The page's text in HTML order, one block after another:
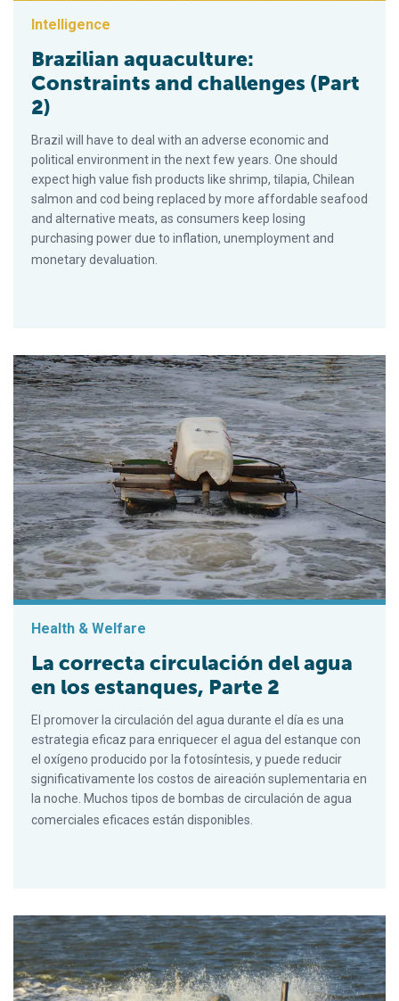
Intelligence
Brazilian aquaculture:
Constraints and challenges (Part
2)
Brazil will have to deal with an adverse economic and
political environment in the next few years. One should
expect high value fish products like shrimp, tilapia, Chilean
salmon and cod being replaced by more affordable seafood
and alternative meats, as consumers keep losing
purchasing power due to inflation, unemployment and
monetary devaluation.
Health & Welfare
La correcta circulación del agua
en los estanques, Parte 2
El promover la circulación del agua durante el día es una
estrategia eficaz para enriquecer el agua del estanque con
el oxígeno producido por la fotosíntesis, y puede reducir
significativamente los costos de aireación suplementaria en
la noche. Muchos tipos de bombas de circulación de agua
comerciales eficaces están disponibles.